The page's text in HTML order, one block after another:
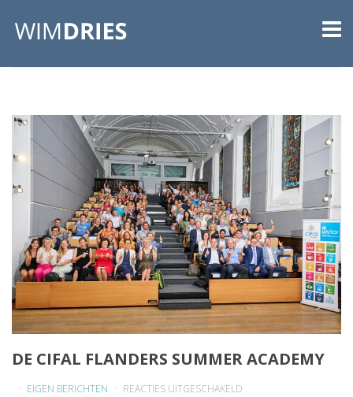
DE CIFAL FLANDERS SUMMER ACADEMY
EIGEN BERICHTEN REACTIES UITGESCHAKELD